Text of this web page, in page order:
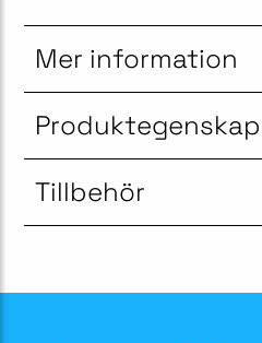
Mer information
Tillbehör